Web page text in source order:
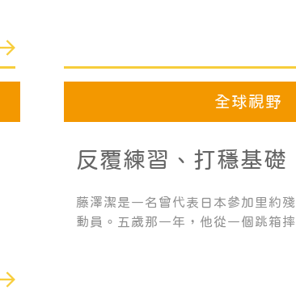
全球視野
反覆練習、打穩基礎
強敵也不畏懼的自信
藤澤潔是一名曾代表日本參加里約
動員。五歲那一年，他從一個跳箱